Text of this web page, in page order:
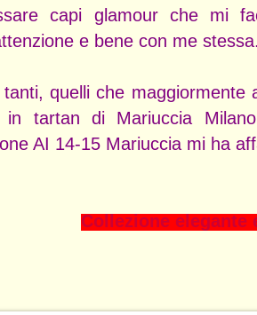
capi glamour che mi
e bene con me
quelli che maggiormente
in tartan di Mariuccia
AI 14-15 Mariuccia mi ha
Collezione elegante